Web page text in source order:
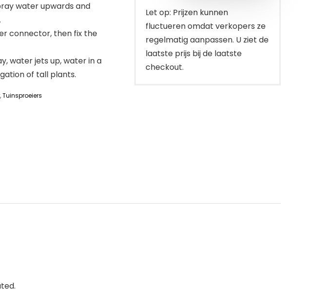
water upwards and
connector, then fix the
water jets up, water in a
of tall plants.
,Tuinsproeiers
Let op: Prijzen kunnen
fluctueren omdat verkopers ze
regelmatig aanpassen. U ziet de
laatste prijs bij de laatste
checkout.